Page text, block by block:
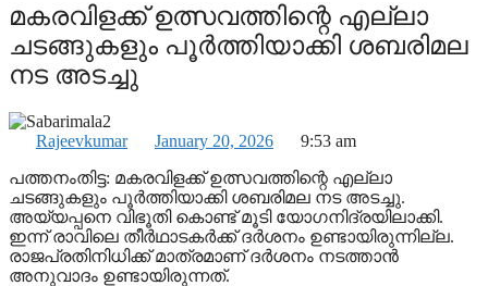
മകരവിളക്ക് ഉത്സവത്തിന്റെ എല്ലാ
ചടങ്ങുകളും പൂര്‍ത്തിയാക്കി ശബരിമല
നട അടച്ചു
Rajeevkumar January 20, 2026
9:53 am
പത്തനംതിട്ട: മകരവിളക്ക് ഉത്സവത്തിന്റെ എല്ലാ
ചടങ്ങുകളും പൂര്‍ത്തിയാക്കി ശബരിമല നട അടച്ചു.
അയ്യപ്പനെ വിഭൂതി കൊണ്ട് മൂടി യോഗനിദ്രയിലാക്കി.
ഇന്ന് രാവിലെ തീര്‍ഥാടകര്‍ക്ക് ദര്‍ശനം ഉണ്ടായിരുന്നില്ല.
രാജപ്രതിനിധിക്ക് മാത്രമാണ് ദര്‍ശനം നടത്താന്‍
അനുവാദം ഉണ്ടായിരുന്നത്.